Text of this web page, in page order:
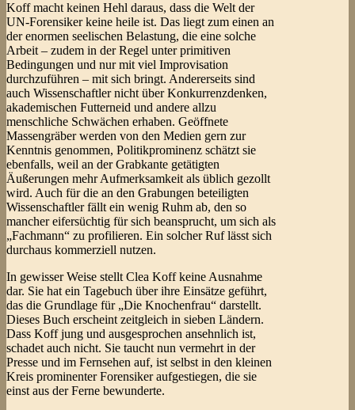
Koff macht keinen Hehl daraus, dass die Welt der
UN-Forensiker keine heile ist. Das liegt zum einen an
der enormen seelischen Belastung, die eine solche
Arbeit – zudem in der Regel unter primitiven
Bedingungen und nur mit viel Improvisation
durchzuführen – mit sich bringt. Andererseits sind
auch Wissenschaftler nicht über Konkurrenzdenken,
akademischen Futterneid und andere allzu
menschliche Schwächen erhaben. Geöffnete
Massengräber werden von den Medien gern zur
Kenntnis genommen, Politikprominenz schätzt sie
ebenfalls, weil an der Grabkante getätigten
Äußerungen mehr Aufmerksamkeit als üblich gezollt
wird. Auch für die an den Grabungen beteiligten
Wissenschaftler fällt ein wenig Ruhm ab, den so
mancher eifersüchtig für sich beansprucht, um sich als
„Fachmann“ zu profilieren. Ein solcher Ruf lässt sich
durchaus kommerziell nutzen.
In gewisser Weise stellt Clea Koff keine Ausnahme
dar. Sie hat ein Tagebuch über ihre Einsätze geführt,
das die Grundlage für „Die Knochenfrau“ darstellt.
Dieses Buch erscheint zeitgleich in sieben Ländern.
Dass Koff jung und ausgesprochen ansehnlich ist,
schadet auch nicht. Sie taucht nun vermehrt in der
Presse und im Fernsehen auf, ist selbst in den kleinen
Kreis prominenter Forensiker aufgestiegen, die sie
einst aus der Ferne bewunderte.